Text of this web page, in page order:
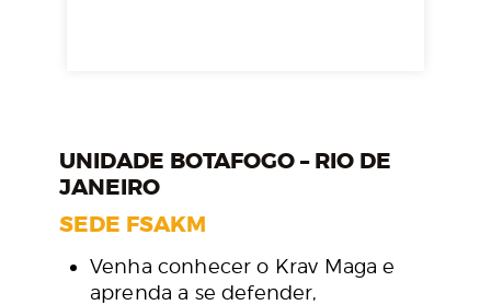
UNIDADE BOTAFOGO – RIO DE
JANEIRO
SEDE FSAKM
Venha conhecer o Krav Maga e
aprenda a se defender,